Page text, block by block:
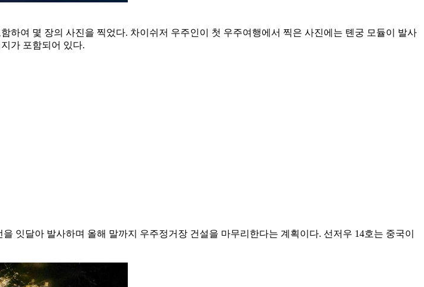
여 몇 장의 사진을 찍었다. 차이쉬저 우주인이 첫 우주여행에서 찍은 사진에는 톈궁 모듈이 발사
가 포함되어 있다.
잇달아 발사하며 올해 말까지 우주정거장 건설을 마무리한다는 계획이다. 선저우 14호는 중국이